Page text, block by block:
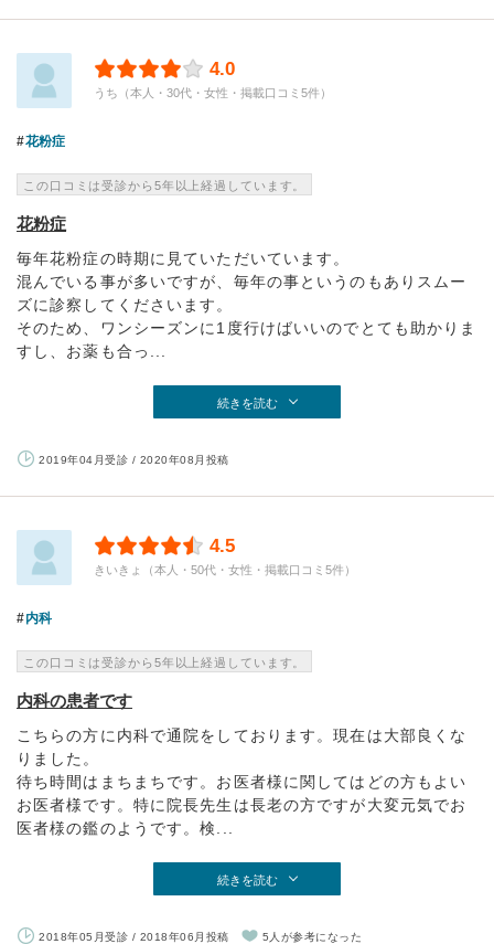
4.0
うち（本人・30代・女性・掲載口コミ5件）
花粉症
この口コミは受診から5年以上経過しています。
花粉症
毎年花粉症の時期に見ていただいています。
混んでいる事が多いですが、毎年の事というのもありスムー
ズに診察してくださいます。
そのため、ワンシーズンに1度行けばいいのでとても助かりま
すし、お薬も合っ...
続きを読む
2019年04月受診 / 2020年08月投稿
4.5
きいきょ（本人・50代・女性・掲載口コミ5件）
内科
この口コミは受診から5年以上経過しています。
内科の患者です
こちらの方に内科で通院をしております。現在は大部良くな
りました。
待ち時間はまちまちです。お医者様に関してはどの方もよい
お医者様です。特に院長先生は長老の方ですが大変元気でお
医者様の鑑のようです。検...
続きを読む
2018年05月受診 / 2018年06月投稿 5人が参考になった